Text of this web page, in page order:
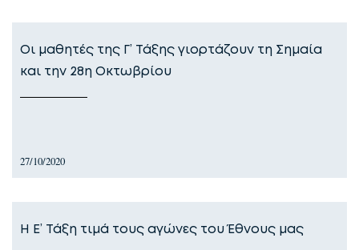
Οι μαθητές της Γ’ Τάξης γιορτάζουν τη Σημαία
και την 28η Οκτωβρίου
27/10/2020
Η Ε’ Τάξη τιμά τους αγώνες του Έθνους μας